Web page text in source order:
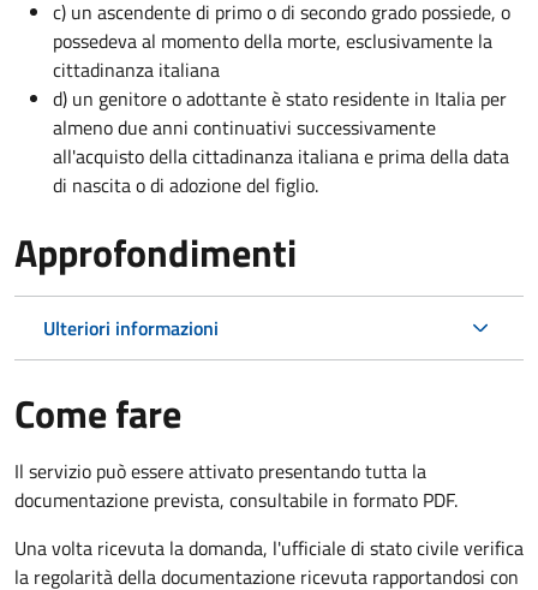
c) un ascendente di primo o di secondo grado possiede, o
possedeva al momento della morte, esclusivamente la
cittadinanza italiana
d) un genitore o adottante è stato residente in Italia per
almeno due anni continuativi successivamente
all'acquisto della cittadinanza italiana e prima della data
di nascita o di adozione del figlio.
Approfondimenti
Ulteriori informazioni
Come fare
Il servizio può essere attivato presentando tutta la
documentazione prevista, consultabile in formato PDF.
Una volta ricevuta la domanda, l'ufficiale di stato civile verifica
la regolarità della documentazione ricevuta rapportandosi con